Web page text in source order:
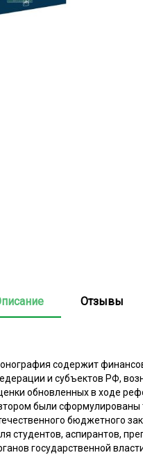
Отзывы
содержит
и субъектов РФ,
обновленных в ходе
были сформулированы
бюджетного
студентов, аспирантов,
государственной